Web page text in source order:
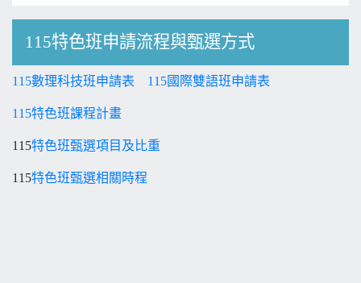
115特色班申請流程與甄選方式
115數理科技班申請表 115國際雙語班申請表
115特色班課程計畫
115特色班甄選項目及比重
115特色班甄選相關時程